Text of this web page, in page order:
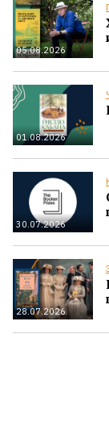
05.08.2026
01.08.2026
30.07.2026
28.07.2026